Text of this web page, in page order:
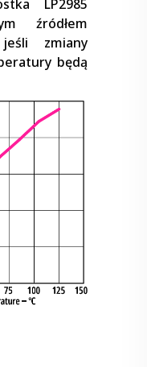
LP2985
źródłem
zmiany
będą